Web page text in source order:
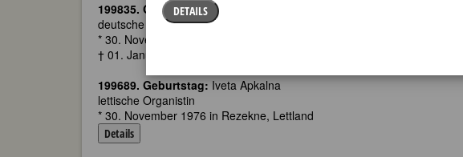
199835. Geburtstag: Marie-Anna Löhn-Siegel
deutsche Schauspielerin und Schriftstellerin
* 30. November 1830 in Naundorf b. Freiberg (Sachsen)
† 01. Januar 1902 in Dresden
199689. Geburtstag: Iveta Apkalna
lettische Organistin
* 30. November 1976 in Rezekne, Lettland
Details
DETAILS